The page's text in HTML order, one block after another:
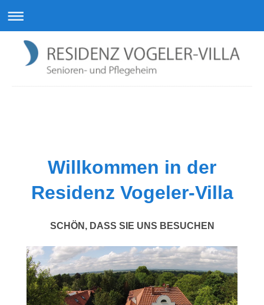
Willkommen in der
Residenz Vogeler-Villa
SCHÖN, DASS SIE UNS BESUCHEN